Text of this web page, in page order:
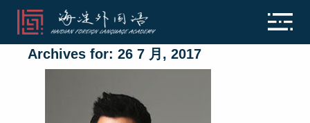
Archives for: 26 7 月, 2017